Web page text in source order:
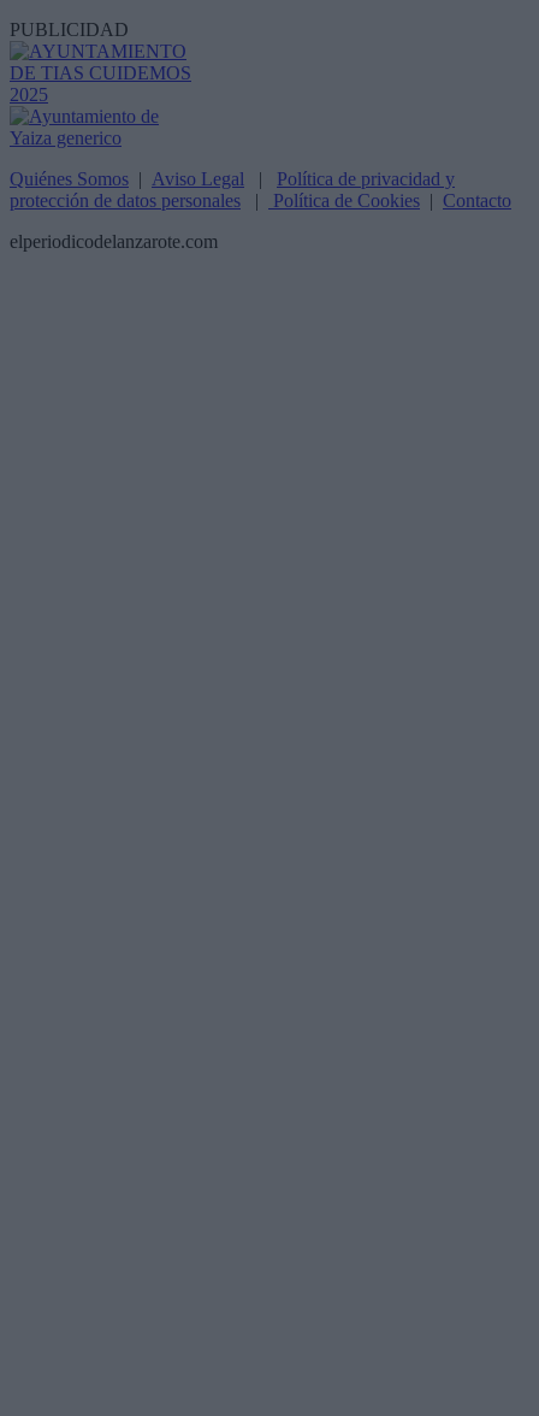
PUBLICIDAD
Quiénes Somos | Aviso Legal | Política de privacidad y
protección de datos personales | Política de Cookies | Contacto
elperiodicodelanzarote.com